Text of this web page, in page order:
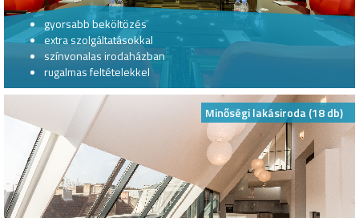
gyorsabb beköltözés
extra szolgáltatásokkal
színvonalas irodaházban
rugalmas feltételekkel
Minőségi lakásiroda (18 db)